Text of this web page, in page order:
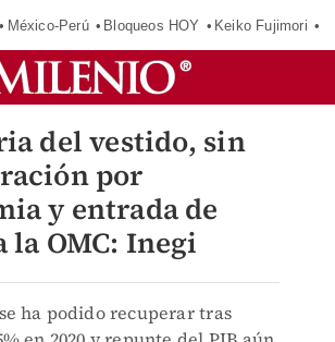
México-Perú Bloqueos HOY Keiko Fujimori
del vestido, sin
por
y entrada de
la OMC: Inegi
ha podido recuperar tras